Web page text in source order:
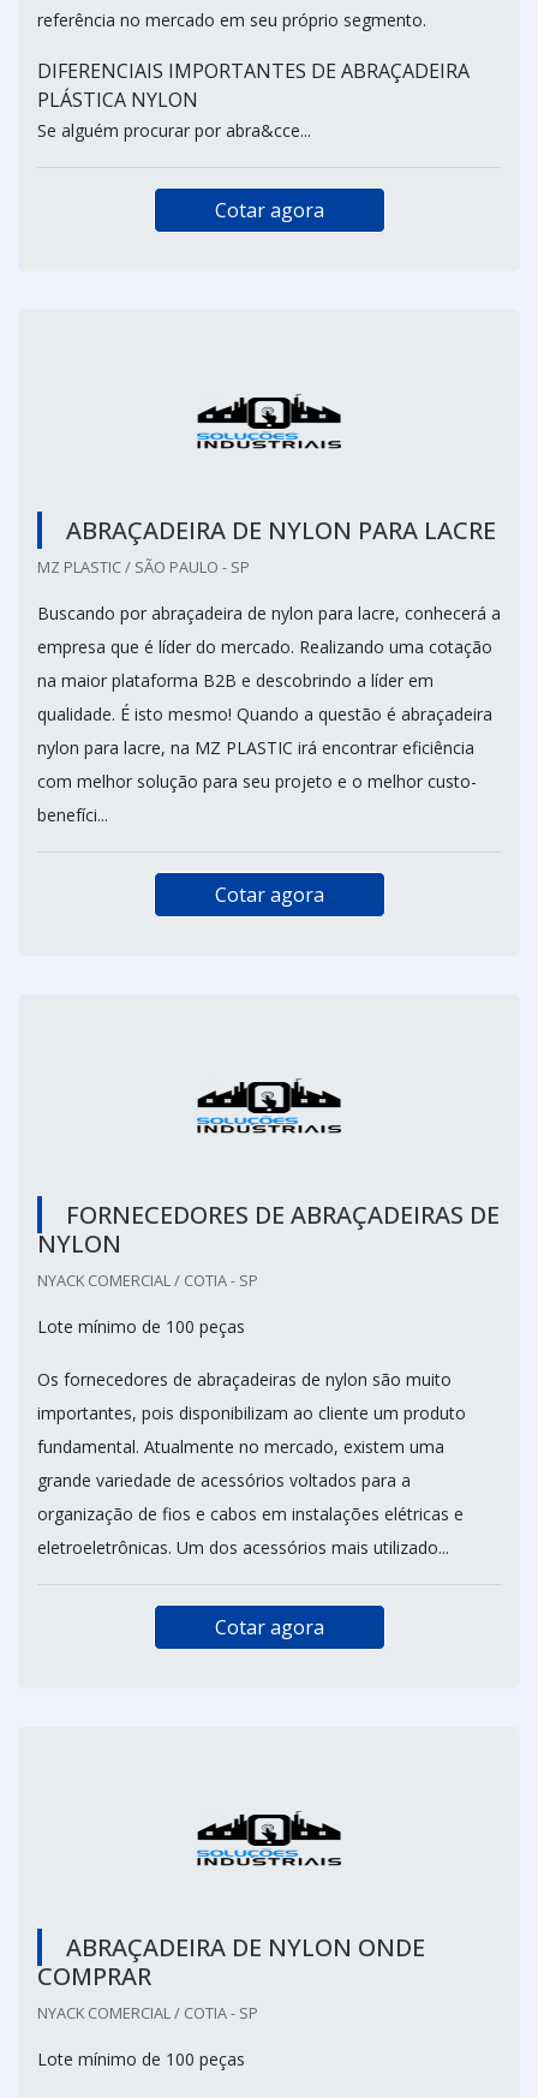
referência no mercado em seu próprio segmento.
DIFERENCIAIS IMPORTANTES DE ABRAÇADEIRA
PLÁSTICA NYLON
Se alguém procurar por abra&cce...
Cotar agora
ABRAÇADEIRA DE NYLON PARA LACRE
MZ PLASTIC / SÃO PAULO - SP
Buscando por abraçadeira de nylon para lacre, conhecerá a
empresa que é líder do mercado. Realizando uma cotação
na maior plataforma B2B e descobrindo a líder em
qualidade. É isto mesmo! Quando a questão é abraçadeira
nylon para lacre, na MZ PLASTIC irá encontrar eficiência
com melhor solução para seu projeto e o melhor custo-
benefíci...
Cotar agora
FORNECEDORES DE ABRAÇADEIRAS DE
NYLON
NYACK COMERCIAL / COTIA - SP
Lote mínimo de 100 peças
Os fornecedores de abraçadeiras de nylon são muito
importantes, pois disponibilizam ao cliente um produto
fundamental. Atualmente no mercado, existem uma
grande variedade de acessórios voltados para a
organização de fios e cabos em instalações elétricas e
eletroeletrônicas. Um dos acessórios mais utilizado...
Cotar agora
ABRAÇADEIRA DE NYLON ONDE
COMPRAR
NYACK COMERCIAL / COTIA - SP
Lote mínimo de 100 peças